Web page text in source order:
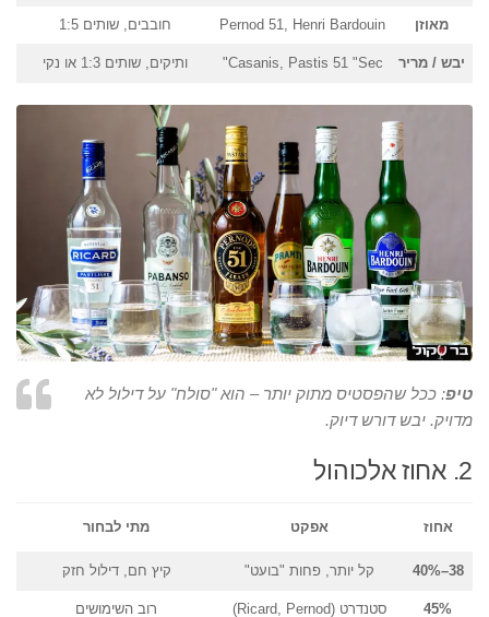
מאוזן Pernod 51, Henri Bardouin חובבים, שותים 1:5
יבש / מריר Casanis, Pastis 51 "Sec" ותיקים, שותים 1:3 או נקי
טיפ: ככל שהפסטיס מתוק יותר – הוא "סולח" על דילול לא
מדויק. יבש דורש דיוק.
2. אחוז אלכוהול
אחוז אפקט מתי לבחור
38–40% קל יותר, פחות "בועט" קיץ חם, דילול חזק
45% סטנדרט (Ricard, Pernod) רוב השימושים